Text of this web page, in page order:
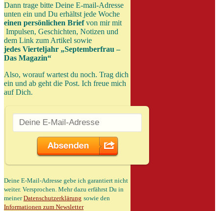
Dann trage bitte Deine E-mail-Adresse
unten ein und Du erhältst jede Woche
einen persönlichen Briefvon mirmit
Impulsen, Geschichten, Notizen und
dem Link zum Artikel sowie
jedes Vierteljahr „Septemberfrau –
Das Magazin“
Also, worauf wartest du noch. Trag dich
ein und ab geht die Post. Ich freue mich
auf Dich.
Deine E-Mail-Adresse gebe ich garantiert nicht
weiter. Versprochen. Mehr dazu erfährst Du in
meinerDatenschutzerklärung sowie den
Informationen zum Newsletter